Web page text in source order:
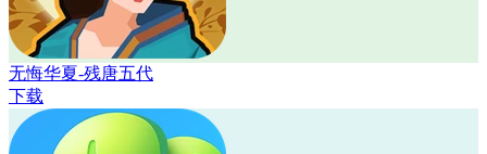
无悔华夏-残唐五代
下载